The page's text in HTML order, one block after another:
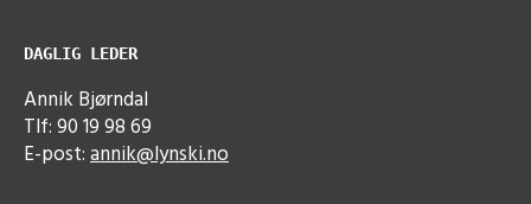
DAGLIG LEDER
Annik Bjørndal
Tlf: 90 19 98 69
E-post:annik@lynski.no